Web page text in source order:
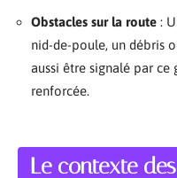
Obstacles sur la route :
nid-de-poule, un débris
aussi être signalé par ce
renforcée.
Le contexte